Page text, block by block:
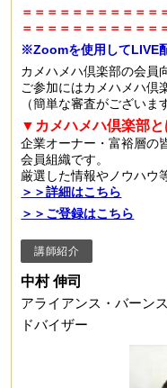
＝＝＝＝＝＝＝＝＝＝＝
＝＝＝＝＝＝＝＝＝＝＝
※Zoomを使用してLIVE
カメハメハ倶楽部の会員
ご参加にはカメハメハ倶
（簡単な審査がございま
▼カメハメハ倶楽部と
企業オーナー・富裕層の
会員組織です。
厳選した情報やノウハウ
＞＞詳細はこちら
＞＞ご登録はこちら
講師紹介
中村 伸司
アライアンス・バー
ドバイザー